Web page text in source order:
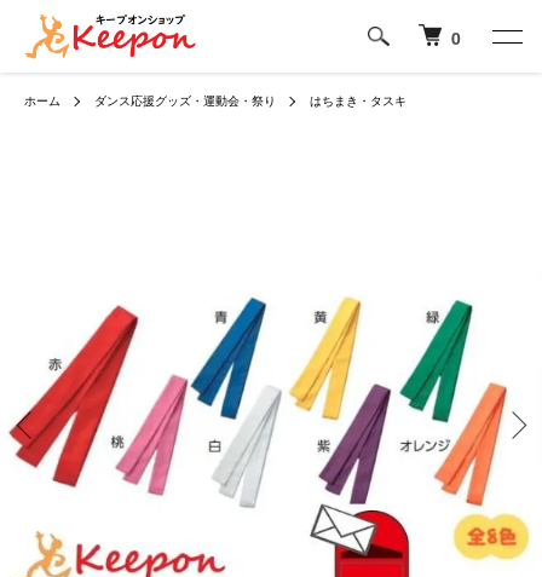
0
ホーム ダンス応援グッズ・運動会・祭り はちまき・タスキ